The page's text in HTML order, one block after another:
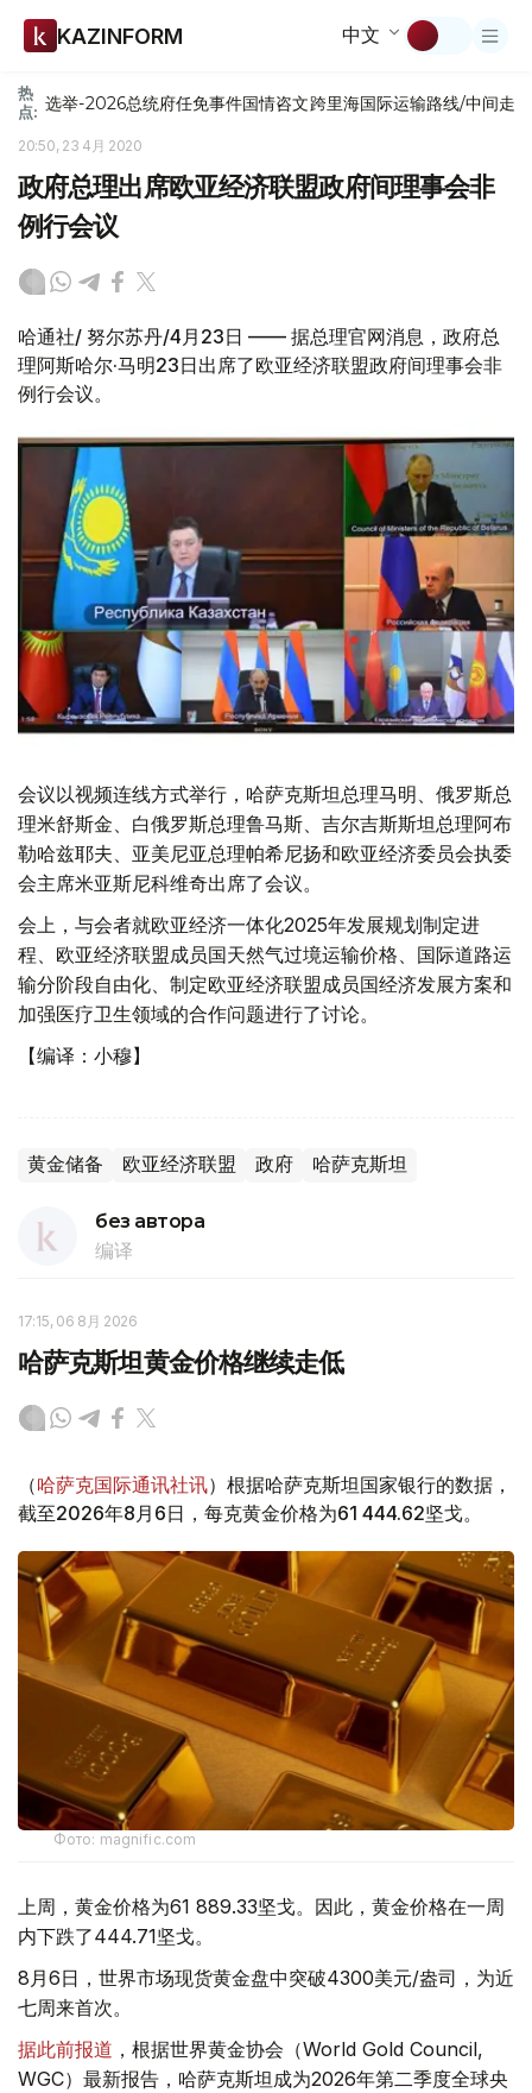
KAZINFORM 中文
热
点: 选举-2026总统府任免事件国情咨文跨里海国际运输路线/中间走廊
20:50, 23 4月 2020
政府总理出席欧亚经济联盟政府间理事会非
例行会议
哈通社/ 努尔苏丹/4月23日 —— 据总理官网消息，政府总
理阿斯哈尔·马明23日出席了欧亚经济联盟政府间理事会非
例行会议。
会议以视频连线方式举行，哈萨克斯坦总理马明、俄罗斯总
理米舒斯金、白俄罗斯总理鲁马斯、吉尔吉斯斯坦总理阿布
勒哈兹耶夫、亚美尼亚总理帕希尼扬和欧亚经济委员会执委
会主席米亚斯尼科维奇出席了会议。
会上，与会者就欧亚经济一体化2025年发展规划制定进
程、欧亚经济联盟成员国天然气过境运输价格、国际道路运
输分阶段自由化、制定欧亚经济联盟成员国经济发展方案和
加强医疗卫生领域的合作问题进行了讨论。
【编译：小穆】
黄金储备 欧亚经济联盟 政府 哈萨克斯坦
без автора
编译
17:15, 06 8月 2026
哈萨克斯坦黄金价格继续走低
（哈萨克国际通讯社讯）根据哈萨克斯坦国家银行的数据，
截至2026年8月6日，每克黄金价格为61 444.62坚戈。
Фото: magnific.com
上周，黄金价格为61 889.33坚戈。因此，黄金价格在一周
内下跌了444.71坚戈。
8月6日，世界市场现货黄金盘中突破4300美元/盎司，为近
七周来首次。
据此前报道 ，根据世界黄金协会（World Gold Council,
WGC）最新报告，哈萨克斯坦成为2026年第二季度全球央